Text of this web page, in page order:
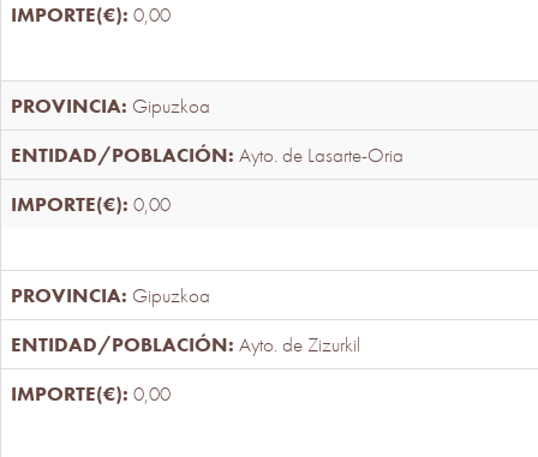
0,00
Gipuzkoa
Ayto. de Lasarte-Oria
0,00
Gipuzkoa
Ayto. de Zizurkil
0,00